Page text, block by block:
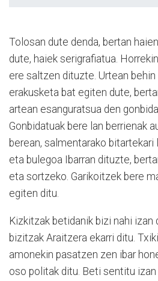
Tolosan dute denda, bertan
dute, haiek serigrafiatua.
ere saltzen dituzte. Urtean
erakusketa bat egiten dute,
artean esanguratsua den
Gonbidatuak bere lan berrienak
berean, salmentarako bitartekari
eta bulegoa Ibarran dituzte,
eta sortzeko. Garikoitzek bere
egiten ditu.
Kizkitzak betidanik bizi nahi izan
bizitzak Araitzera ekarri ditu.
amonekin pasatzen zen ibar
oso politak ditu. Beti sentitu izan